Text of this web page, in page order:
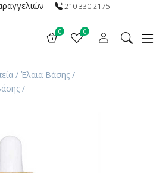
210 330 2175
0 0
/ Έλαια Βάσης /
/